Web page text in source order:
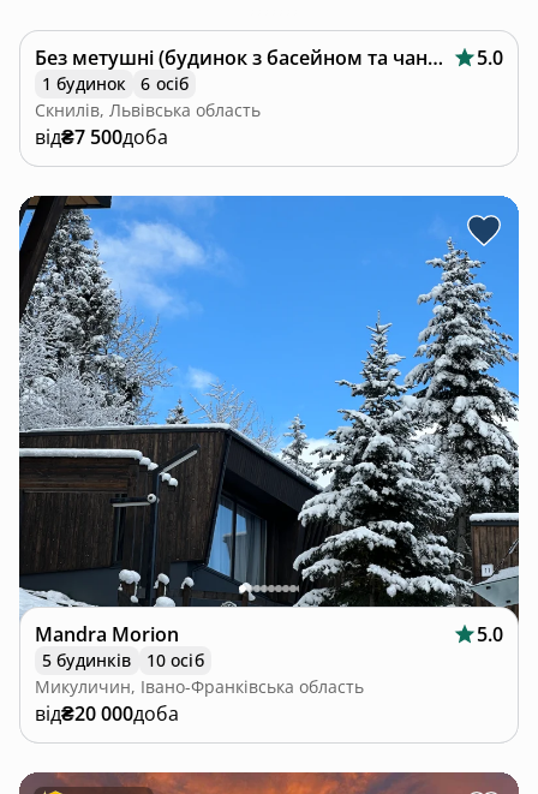
Без метушні (будинок з басейном та чаном) 5.0
1 будинок
6 осіб
Скнилів, Львівська область
від₴7 500доба
Mandra Morion 5.0
5 будинків
10 осіб
Микуличин, Івано-Франківська область
від₴20 000доба